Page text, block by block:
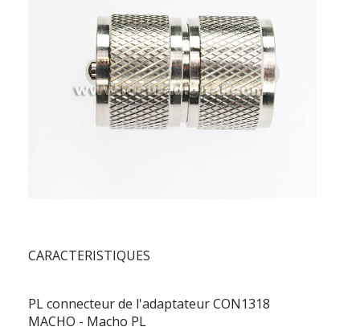
CARACTERISTIQUES
PL connecteur de l'adaptateur CON1318
MACHO - Macho PL